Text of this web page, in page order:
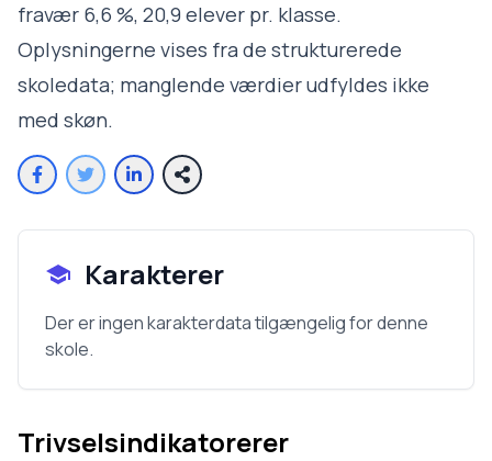
fravær 6,6 %, 20,9 elever pr. klasse.
Oplysningerne vises fra de strukturerede
skoledata; manglende værdier udfyldes ikke
med skøn.
Karakterer
Der er ingen karakterdata tilgængelig for denne
skole.
Trivselsindikatorerer